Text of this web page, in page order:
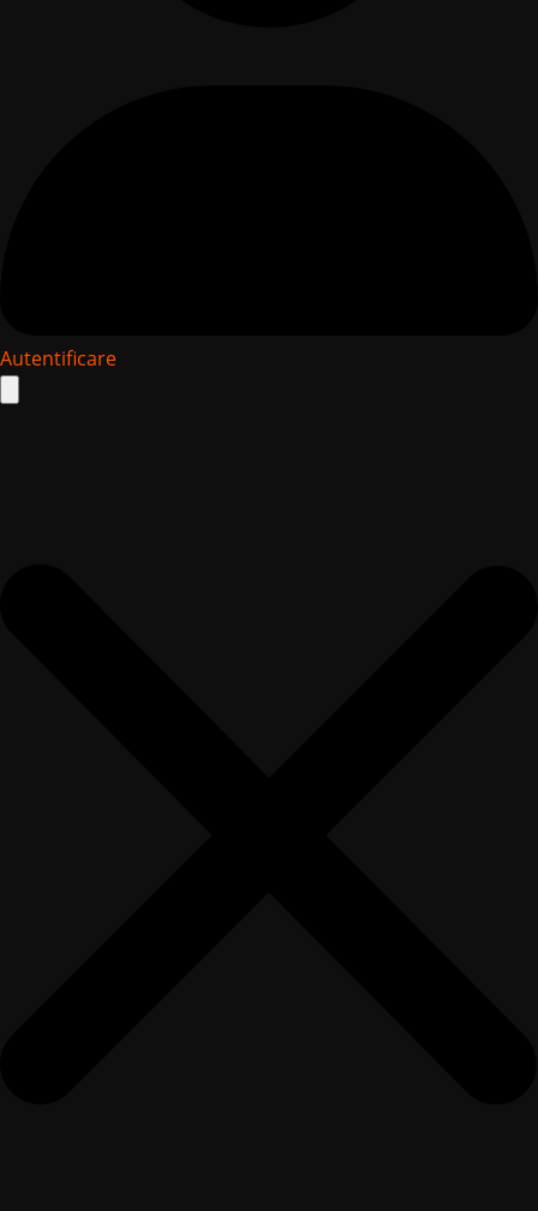
Autentificare